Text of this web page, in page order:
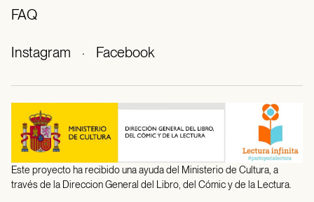
FAQ
Instagram · Facebook
Este proyecto ha recibido una ayuda del Ministerio de Cultura, a
través de la Direccion General del Libro, del Cómic y de la Lectura.